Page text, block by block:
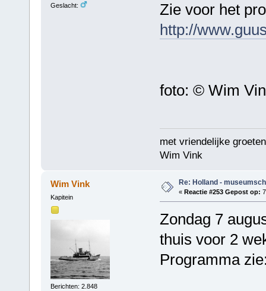
Geslacht:
Zie voor het
http://
foto: © Wim
met vriendelijke
Wim Vink
Wim Vink
Kapitein
Berichten: 2.848
Re: Holland -
« Reactie #253 Gepost op:
Zondag 7
thuis voor 2
Programma